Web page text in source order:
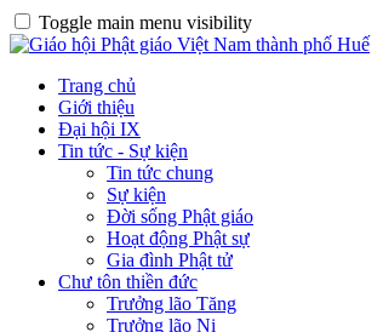
Toggle main menu visibility
Trang chủ
Giới thiệu
Đại hội IX
Tin tức - Sự kiện
Tin tức chung
Sự kiện
Đời sống Phật giáo
Hoạt động Phật sự
Gia đình Phật tử
Chư tôn thiền đức
Trưởng lão Tăng
Trưởng lão Ni